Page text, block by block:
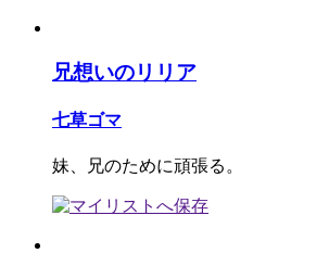
兄想いのリリア
七草ゴマ
妹、兄のために頑張る。